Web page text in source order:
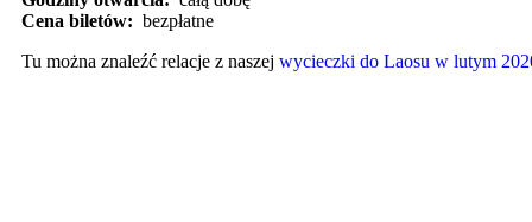
Cena biletów: bezpłatne
Tu można znaleźć relacje z naszej wycieczki do Laosu w lutym